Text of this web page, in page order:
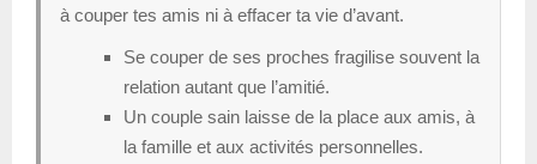
à couper tes amis ni à effacer ta vie d’avant.
Se couper de ses proches fragilise souvent la
relation autant que l’amitié.
Un couple sain laisse de la place aux amis, à
la famille et aux activités personnelles.